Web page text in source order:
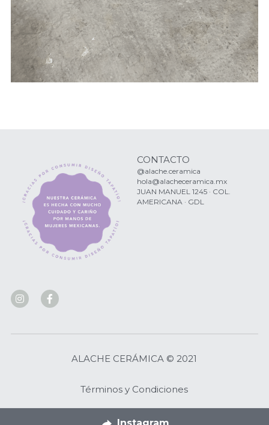
CONTACTO
@alache.ceramica
hola@alacheceramica.mx
JUAN MANUEL 1245 · COL.
AMERICANA · GDL
ALACHE CERÁMICA © 2021
Términos y Condiciones